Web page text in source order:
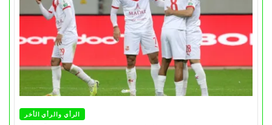
الرأي والرأي الأخر